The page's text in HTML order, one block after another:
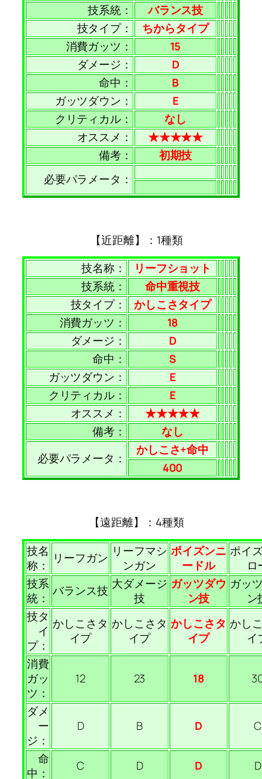
技系統：
バランス技
技タイプ：
ちからタイプ
消費ガッツ：
15
ダメージ：
D
命中：
B
ガッツダウン：
E
クリティカル：
なし
オススメ：
★★★★★
備考：
初期技
必要パラメータ：
【近距離】：1種類
技名称：
リーフショット
技系統：
命中重視技
技タイプ：
かしこさタイプ
消費ガッツ：
18
ダメージ：
D
命中：
S
ガッツダウン：
E
クリティカル：
E
オススメ：
★★★★★
備考：
なし
必要パラメータ：
かしこさ+命中
400
【遠距離】：4種類
技名
称：
リーフガン リーフマシ
ンガン
ポイズンニ
ードル
ポイ
ロ
技系
統： バランス技 大ダメージ
技
ガッツダウ
ン技
ガッ
ン
技タ
イ
プ：
かしこさタ
イプ
かしこさタ
イプ
かしこさタ
イプ
かし
イ
消費
ガッ
ツ：
12 23 18
ダメ
ー
ジ：
D B D C
命
中：
C D D D